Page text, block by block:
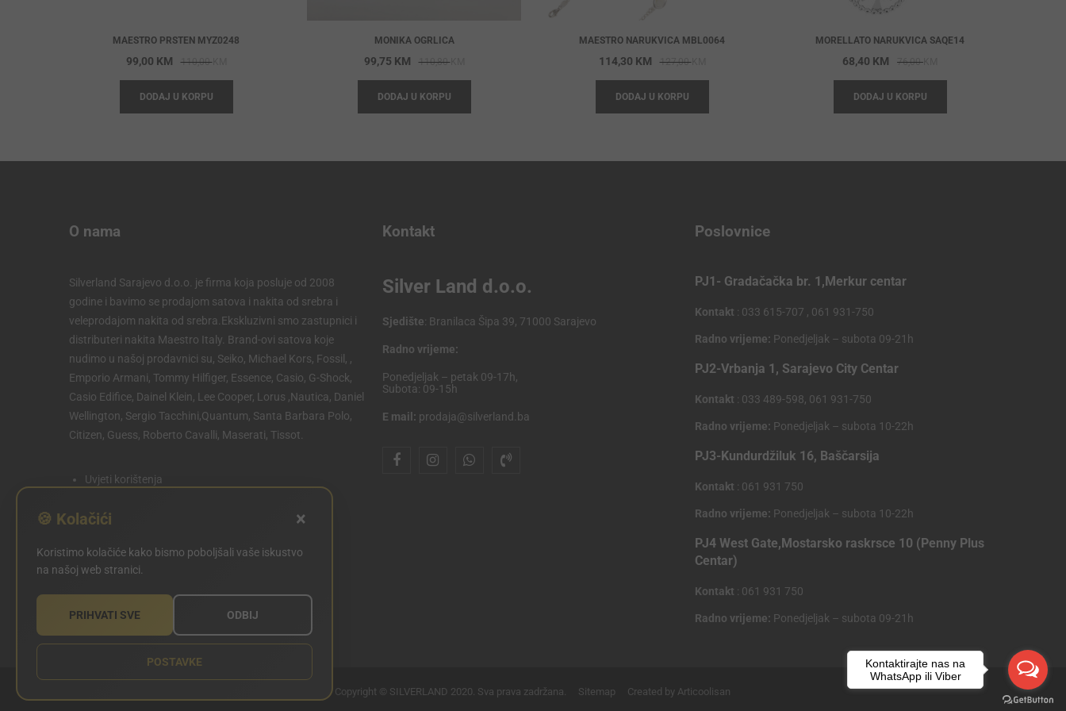
MAESTRO PRSTEN MYZ0248
110,00KM
price
110,00 KM.
99,00 KM
price
99,00 KM.
DODAJ U KORPU
MONIKA OGRLICA
110,80KM
price
110,80 KM.
99,75 KM
price
99,75 KM.
DODAJ U KORPU
MAESTRO NARUKVICA MBL0064
127,00KM
price
127,00 KM.
114,30 KM
price
114,30 KM.
DODAJ U KORPU
MORELLATO NARUKVICA SAQE14
76,00
price
76,00 KM.
68,40 KM
price
68,40 KM.
DODAJ U KORPU
O nama
Silverland Sarajevo d.o.o. je firma koja posluje od 2008
godine i bavimo se prodajom satova i nakita od srebra i
veleprodajom nakita od srebra.Ekskluzivni smo zastupnici i
distributeri nakita Maestro Italy. Brand-ovi satova koje
nudimo u našoj prodavnici su, Seiko, Michael Kors, Fossil, ,
Emporio Armani, Tommy Hilfiger, Essence, Casio, G-Shock,
Casio Edifice, Dainel Klein, Lee Cooper, Lorus ,Nautica, Daniel
Wellington, Sergio Tacchini,Quantum, Santa Barbara Polo,
Citizen, Guess, Roberto Cavalli, Maserati, Tissot.
Uvjeti korištenja
Politika kolačića
POSTAVKE KOLAČIĆA
Kontakt
Silver Land d.o.o.
Sjedište: Branilaca Šipa 39, 71000 Sarajevo
Radno vrijeme:
Ponedjeljak – petak 09-17h,
Subota: 09-15h
E mail: prodaja@silverland.ba
Poslovnice
PJ1- Gradačačka br. 1,Merkur centar
Kontakt : 033 615-707 , 061 931-750
Radno vrijeme: Ponedjeljak – subota 09-21h
PJ2-Vrbanja 1, Sarajevo City Centar
Kontakt : 033 489-598, 061 931-750
Radno vrijeme: Ponedjeljak – subota 10-22h
PJ3-Kundurdžiluk 16, Baščarsija
Kontakt : 061 931 750
Radno vrijeme: Ponedjeljak – subota 10-22h
PJ4 West Gate,Mostarsko raskrsce 10 (Penny Plus
Centar)
Kontakt : 061 931 750
Radno vrijeme: Ponedjeljak – subota 09-21h
Copyright © SILVERLAND 2020. Sva prava zadržana. Sitemap Created by Articoolisan
🍪 Kolačići ×
Koristimo kolačiće kako bismo poboljšali vaše iskustvo
na našoj web stranici.
PRIHVATI SVE ODBIJ
POSTAVKE
Kontaktirajte nas na
WhatsApp ili Viber